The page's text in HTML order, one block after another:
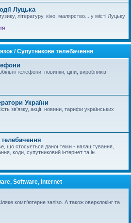
Луцька
літературу, кіно, малярство... у місті Луцьку
/ Супутникове телебачення
телефони, новинки, ціни, виробників,
України
зв'язку, акції, новини, тарифи українських
що стосується даної теми - налаштування,
коди, супутниковий інтернет та ін.
Software, Internet
комп'ютерне залізо. А також оверклокінг та